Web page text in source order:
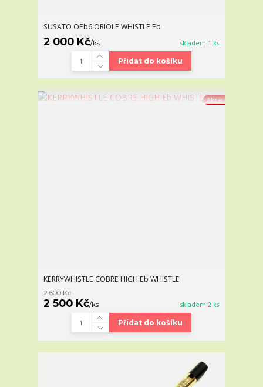
SUSATO OEb6 ORIOLE WHISTLE Eb
2 000 Kč/ks skladem 1 ks
Přidat do košíku
Akce
KERRYWHISTLE COBRE HIGH Eb WHISTLE
2 600 Kč
2 500 Kč/ks skladem 2 ks
Přidat do košíku